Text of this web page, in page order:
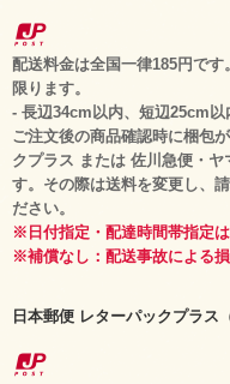
配送料金は全国一律185円で
限ります。
- 長辺34cm以内、短辺25cm
ご注文後の商品確認時に梱包
クプラス または 佐川急便・
す。その際は送料を変更し、
ださい。
※日付指定・配達時間帯指定
※補償なし：配送事故による損
日本郵便 レターパックプラス